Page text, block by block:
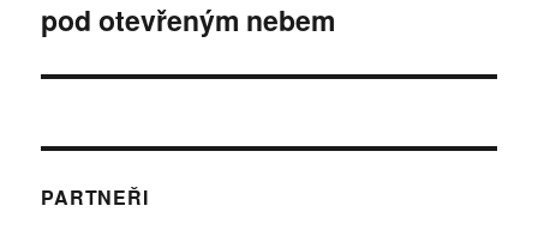
příspěvek:
pod otevřeným nebem
PARTNEŘI